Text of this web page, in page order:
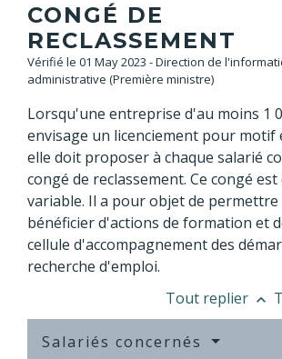
CONGÉ DE
RECLASSEMENT
Vérifié le 01 May 2023 - Direction de
administrative (Première ministre)
Lorsqu'une entreprise d'au moins 1
envisage un licenciement pour motif
elle doit proposer à chaque salarié
congé de reclassement. Ce congé
variable. Il a pour objet de permettre
bénéficier d'actions de formation et
cellule d'accompagnement des
recherche d'emploi.
Tout replier keyboard_arrow_up
Salariés concernés